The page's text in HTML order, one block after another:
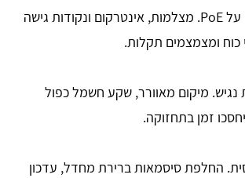
חשבו קדימה על PoE. מצלמות, אינטרקום ונקודות גישה
כוח ומצמצמים תקלות.
נגיש. מיקום מאוורר, שקע חשמל כפול
זמן בתחזוקה.
החלפת סיסמאות ברירת מחדל, עדכון